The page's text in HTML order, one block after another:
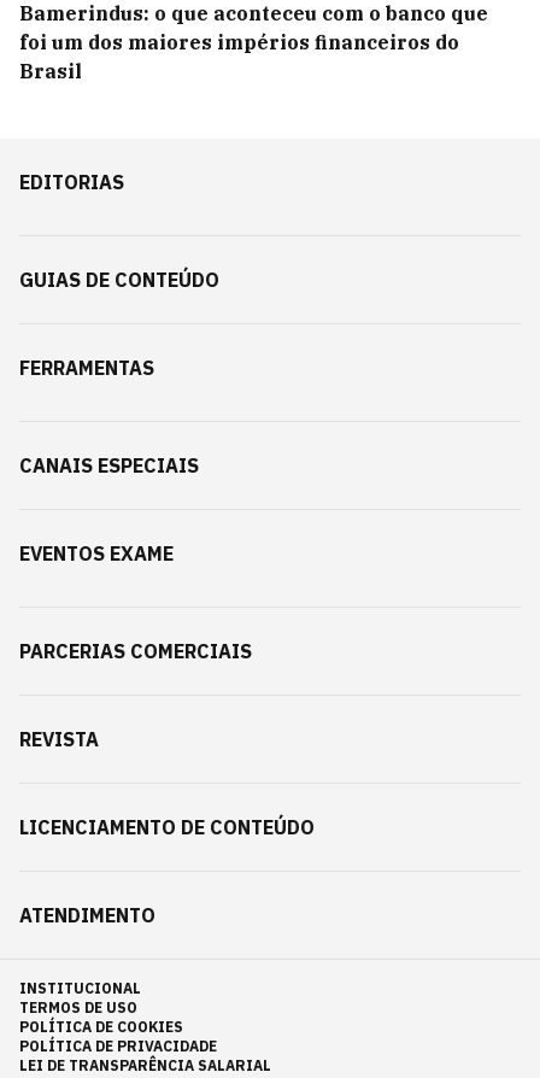
Bamerindus: o que aconteceu com o banco que
foi um dos maiores impérios financeiros do
Brasil
EDITORIAS
GUIAS DE CONTEÚDO
FERRAMENTAS
CANAIS ESPECIAIS
EVENTOS EXAME
PARCERIAS COMERCIAIS
REVISTA
LICENCIAMENTO DE CONTEÚDO
ATENDIMENTO
INSTITUCIONAL
TERMOS DE USO
POLÍTICA DE COOKIES
POLÍTICA DE PRIVACIDADE
LEI DE TRANSPARÊNCIA SALARIAL